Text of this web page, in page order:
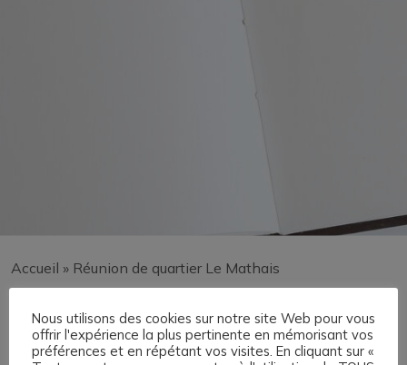
Accueil » Réunion de quartier Le Mathais
Réunion de quartier Le
Mathais
Nous utilisons des cookies sur notre site Web pour vous
offrir l'expérience la plus pertinente en mémorisant vos
préférences et en répétant vos visites. En cliquant sur «